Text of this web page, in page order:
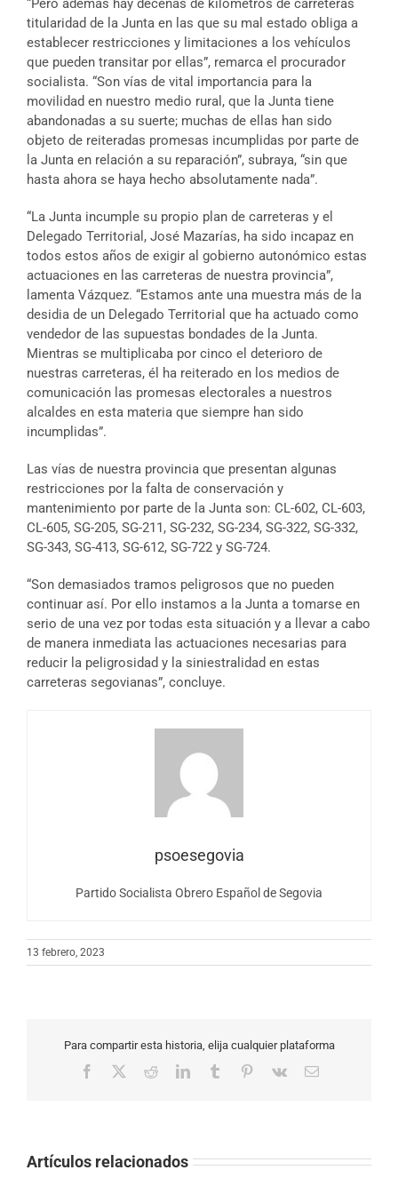
“Pero además hay decenas de kilómetros de carreteras
titularidad de la Junta en las que su mal estado obliga a
establecer restricciones y limitaciones a los vehículos
que pueden transitar por ellas”, remarca el procurador
socialista. “Son vías de vital importancia para la
movilidad en nuestro medio rural, que la Junta tiene
abandonadas a su suerte; muchas de ellas han sido
objeto de reiteradas promesas incumplidas por parte de
la Junta en relación a su reparación”, subraya, “sin que
hasta ahora se haya hecho absolutamente nada”.
“La Junta incumple su propio plan de carreteras y el
Delegado Territorial, José Mazarías, ha sido incapaz en
todos estos años de exigir al gobierno autonómico estas
actuaciones en las carreteras de nuestra provincia”,
lamenta Vázquez. “Estamos ante una muestra más de la
desidia de un Delegado Territorial que ha actuado como
vendedor de las supuestas bondades de la Junta.
Mientras se multiplicaba por cinco el deterioro de
nuestras carreteras, él ha reiterado en los medios de
comunicación las promesas electorales a nuestros
alcaldes en esta materia que siempre han sido
incumplidas”.
Las vías de nuestra provincia que presentan algunas
restricciones por la falta de conservación y
mantenimiento por parte de la Junta son: CL-602, CL-603,
CL-605, SG-205, SG-211, SG-232, SG-234, SG-322, SG-332,
SG-343, SG-413, SG-612, SG-722 y SG-724.
“Son demasiados tramos peligrosos que no pueden
continuar así. Por ello instamos a la Junta a tomarse en
serio de una vez por todas esta situación y a llevar a cabo
de manera inmediata las actuaciones necesarias para
reducir la peligrosidad y la siniestralidad en estas
carreteras segovianas”, concluye.
psoesegovia
Partido Socialista Obrero Español de Segovia
13 febrero, 2023
Para compartir esta historia, elija cualquier plataforma
Facebook RedditLinkedInTumblr Pinterest
Vk
Correo
Artículos relacionados